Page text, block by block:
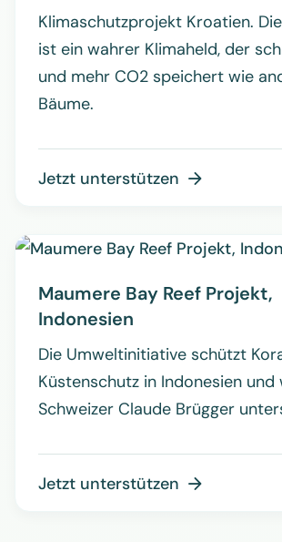
Klimaschutzprojekt Kroatien.
ist ein wahrer Klimaheld, der
und mehr CO2 speichert wie
Bäume.
Jetzt unterstützen 
Maumere Bay Reef Projekt,
Indonesien
Die Umweltinitiative schützt
Küstenschutz in Indonesien und
Schweizer Claude Brügger
Jetzt unterstützen 